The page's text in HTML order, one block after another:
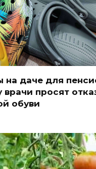
на даче для
врачи просят
обуви